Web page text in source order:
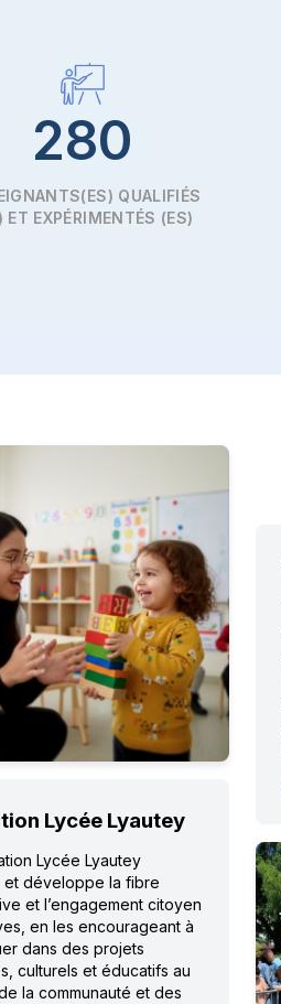
280
QUALIFIÉS
ET EXPÉRIMENTÉS (ES)
Lycée Lyautey
Lycée Lyautey
et développe la fibre
et l’engagement citoyen
en les encourageant à
dans des projets
culturels et éducatifs au
la communauté et des